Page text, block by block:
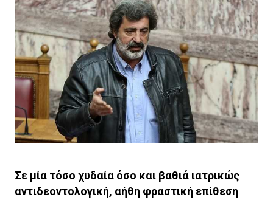
Σε μία τόσο χυδαία όσο και βαθιά ιατρικώς
αντιδεοντολογική, αήθη φραστική επίθεση